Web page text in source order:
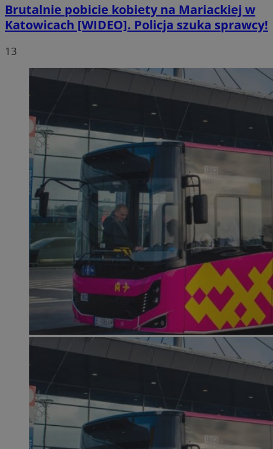
Brutalnie pobicie kobiety na Mariackiej w
Katowicach [WIDEO]. Policja szuka sprawcy!
13